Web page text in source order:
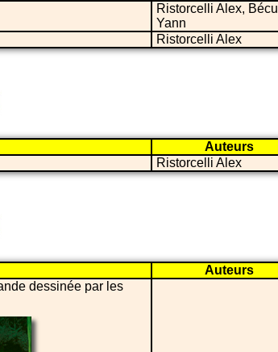
Ristorcelli Alex, Bécu
Yann
Ristorcelli Alex
Auteurs
Ristorcelli Alex
Auteurs
dessinée par les